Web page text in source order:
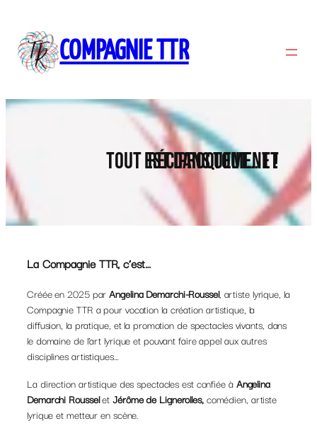
COMPAGNIE TTR
Tout est dans Tout… et réciproquement !
La Compagnie TTR, c’est…
Créée en 2025 parAngelina Demarchi-Roussel, artiste lyrique, la
Compagnie TTR a pour vocation la création artistique, la
diffusion, la pratique, et la promotion de spectacles vivants, dans
le domaine de l’art lyrique et pouvant faire appel aux autres
disciplines artistiques…
La direction artistique des spectacles est confiée àAngelina
Demarchi RousseletJérôme de Lignerolles,comédien, artiste
lyrique et metteur en scène.